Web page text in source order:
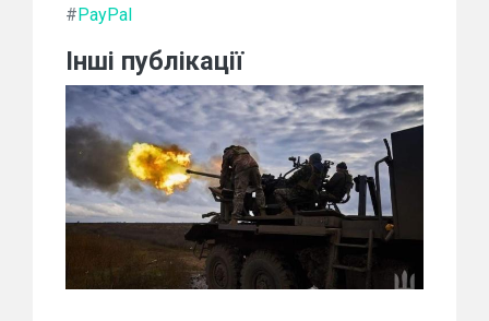
#PayPal
Інші публікації